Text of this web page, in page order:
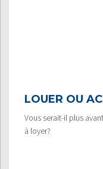
LOUER OU
Vous serait-il plus
à loyer?